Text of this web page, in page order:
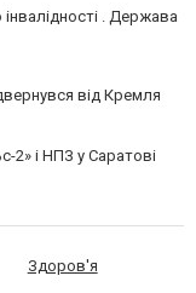
. Держава
від Кремля
2» і НПЗ у Саратові
Здоров'я